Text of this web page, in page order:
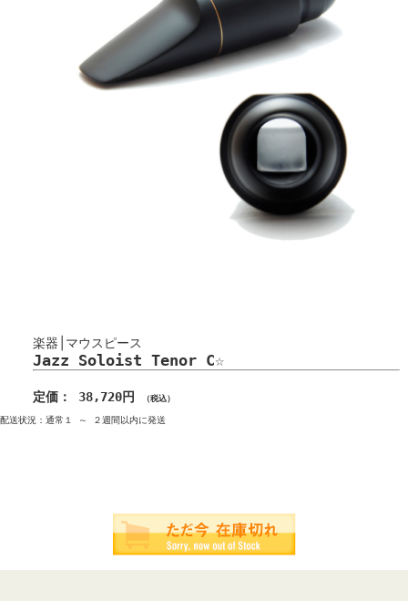
楽器│マウスピース
Jazz Soloist Tenor C☆
定価： 38,720円 （税込）
配送状況：通常１ ～ ２週間以内に発送